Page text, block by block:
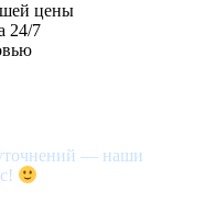
цены
24/7
уточнений — наши